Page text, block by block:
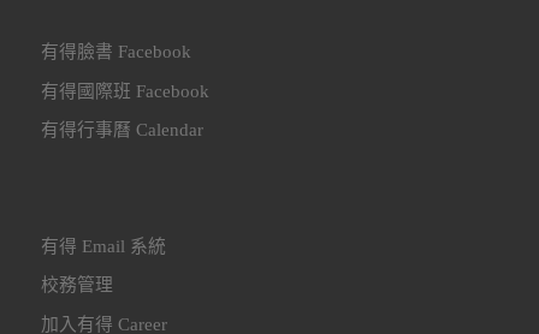
有得臉書 Facebook
有得國際班 Facebook
有得行事曆 Calendar
有得 Email 系統
校務管理
加入有得 Career